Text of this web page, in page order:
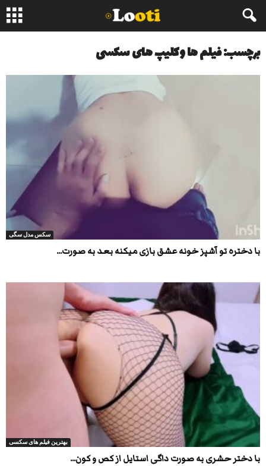
برچسب: فیلم ها وکلیپ های سکسی
سکس مدل سگی
با دختره تو آشپز خونه عشق بازی میکنه بعد به صورت...
بهترین فیلم های سکسی
با دختر حشری به صورت داگی استایل از کص و کون...